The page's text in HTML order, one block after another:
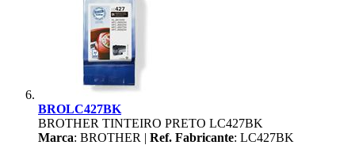
BROLC427BK
BROTHER TINTEIRO PRETO LC427BK
Marca: BROTHER | Ref. Fabricante: LC427BK